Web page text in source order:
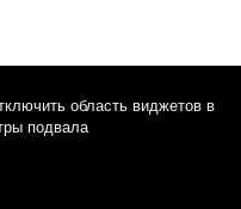
область виджетов в
подвала